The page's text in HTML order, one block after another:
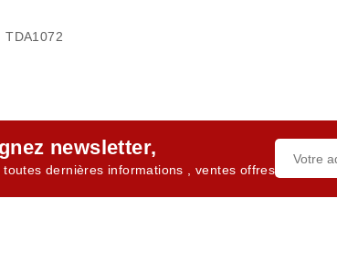
TDA1072
newsletter,
toutes dernières informations , ventes offres